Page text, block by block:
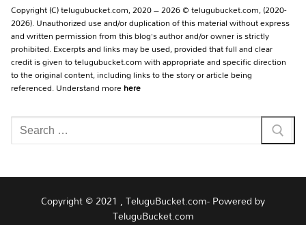
Copyright (C) telugubucket.com, 2020 – 2026 © telugubucket.com, (2020-
2026). Unauthorized use and/or duplication of this material without express
and written permission from this blog’s author and/or owner is strictly
prohibited. Excerpts and links may be used, provided that full and clear
credit is given to telugubucket.com with appropriate and specific direction
to the original content, including links to the story or article being
referenced. Understand morehere
Search
for:
Copyright © 2021 , TeluguBucket.com- Powered by
TeluguBucket.com